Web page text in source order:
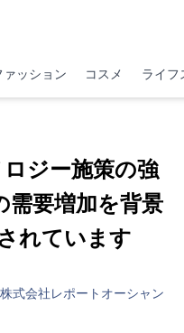
ァッション コスメ ライフ
ジー施策の強
需要増加を背景
れています
株式会社レポートオーシャン